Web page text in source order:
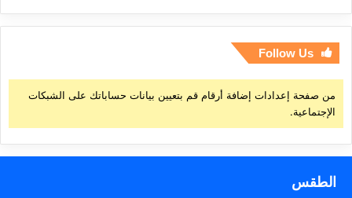
Follow Us
من صفحة إعدادات إضافة أرقام قم بتعيين بيانات حساباتك على الشبكات
الإجتماعية.
الطقس